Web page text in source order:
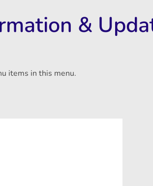
&
items in this menu.